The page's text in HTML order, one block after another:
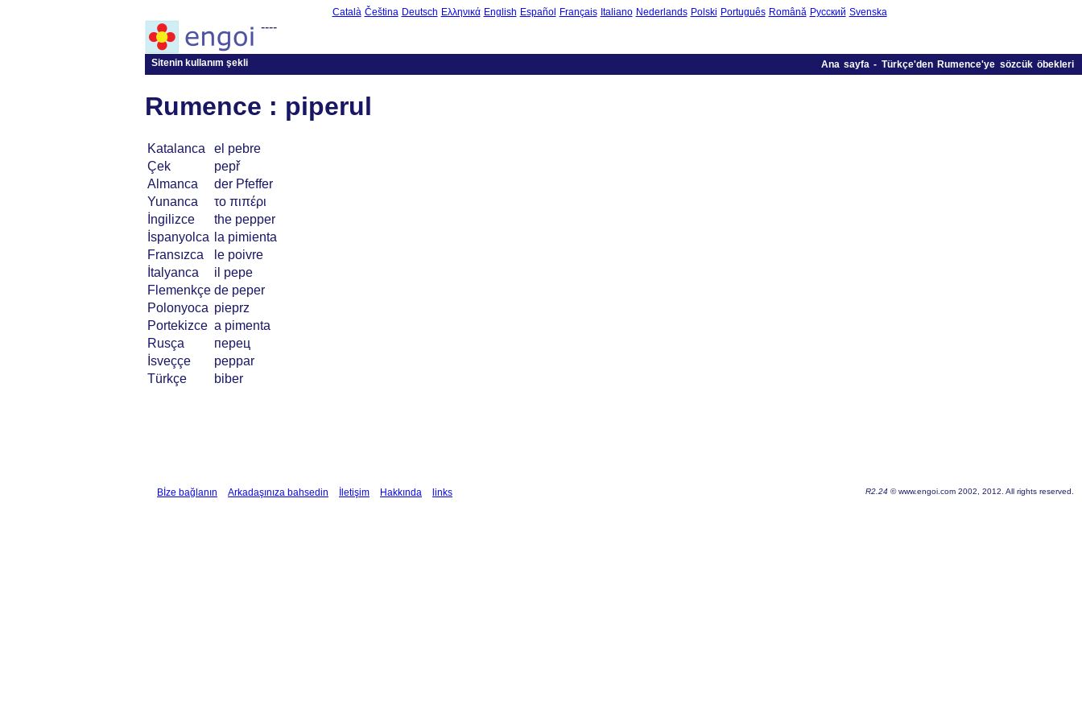
Català Čeština Deutsch Ελληνικά English Español Français Italiano Nederlands Polski Português Română Русский Svenska
----
Sitenin kullanım şekli Ana sayfa- Türkçe'den Rumence'ye sözcük öbekleri
Rumence : piperul
Katalanca
el pebre
Çek
pepř
Almanca
der Pfeffer
Yunanca
το πιπέρι
İngilizce
the pepper
İspanyolca
la pimienta
Fransızca
le poivre
İtalyanca
il pepe
Flemenkçe de peper
Polonyoca pieprz
Portekizce a pimenta
Rusça
перец
İsveççe
peppar
Türkçe
biber
Bİze bağlanın Arkadaşınıza bahsedin İletişim Hakkında links R2.24 © www.engoi.com 2002, 2012. All rights reserved.